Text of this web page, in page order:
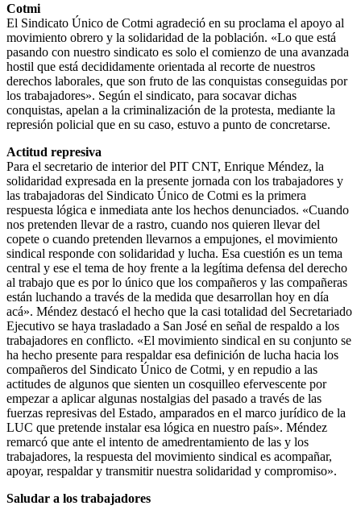
Cotmi
El Sindicato Único de Cotmi agradeció en su proclama el apoyo al
movimiento obrero y la solidaridad de la población. «Lo que está
pasando con nuestro sindicato es solo el comienzo de una avanzada
hostil que está decididamente orientada al recorte de nuestros
derechos laborales, que son fruto de las conquistas conseguidas por
los trabajadores». Según el sindicato, para socavar dichas
conquistas, apelan a la criminalización de la protesta, mediante la
represión policial que en su caso, estuvo a punto de concretarse.
Actitud represiva
Para el secretario de interior del PIT CNT, Enrique Méndez, la
solidaridad expresada en la presente jornada con los trabajadores y
las trabajadoras del Sindicato Único de Cotmi es la primera
respuesta lógica e inmediata ante los hechos denunciados. «Cuando
nos pretenden llevar de a rastro, cuando nos quieren llevar del
copete o cuando pretenden llevarnos a empujones, el movimiento
sindical responde con solidaridad y lucha. Esa cuestión es un tema
central y ese el tema de hoy frente a la legítima defensa del derecho
al trabajo que es por lo único que los compañeros y las compañeras
están luchando a través de la medida que desarrollan hoy en día
acá». Méndez destacó el hecho que la casi totalidad del Secretariado
Ejecutivo se haya trasladado a San José en señal de respaldo a los
trabajadores en conflicto. «El movimiento sindical en su conjunto se
ha hecho presente para respaldar esa definición de lucha hacia los
compañeros del Sindicato Único de Cotmi, y en repudio a las
actitudes de algunos que sienten un cosquilleo efervescente por
empezar a aplicar algunas nostalgias del pasado a través de las
fuerzas represivas del Estado, amparados en el marco jurídico de la
LUC que pretende instalar esa lógica en nuestro país». Méndez
remarcó que ante el intento de amedrentamiento de las y los
trabajadores, la respuesta del movimiento sindical es acompañar,
apoyar, respaldar y transmitir nuestra solidaridad y compromiso».
Saludar a los trabajadores